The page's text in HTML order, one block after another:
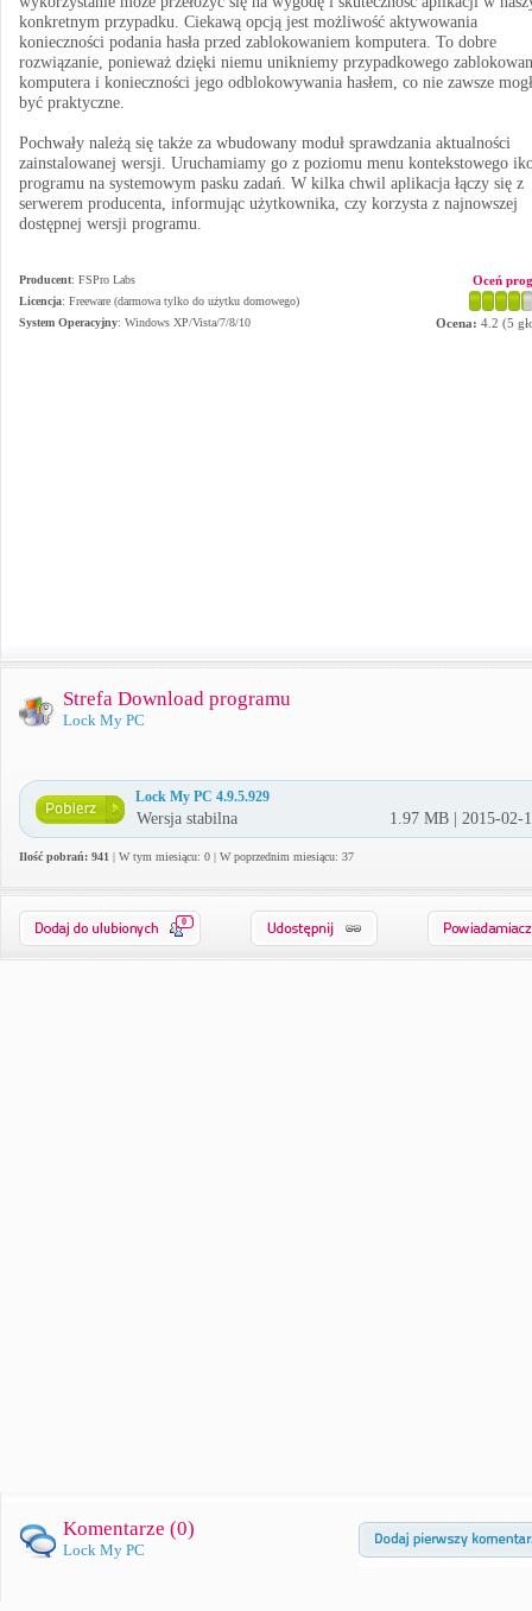
konkretnym przypadku. Ciekawą opcją jest możliwość aktywowania
konieczności podania hasła przed zablokowaniem komputera. To dobre
rozwiązanie, ponieważ dzięki niemu unikniemy przypadkowego
komputera i konieczności jego odblokowywania hasłem, co nie zawsze
być praktyczne.
Pochwały należą się także za wbudowany moduł sprawdzania aktualności
zainstalowanej wersji. Uruchamiamy go z poziomu menu kontekstowego
programu na systemowym pasku zadań. W kilka chwil aplikacja łączy się z
serwerem producenta, informując użytkownika, czy korzysta z najnowszej
dostępnej wersji programu.
Producent: FSPro Labs
Licencja: Freeware (darmowa tylko do użytku domowego)
System Operacyjny: Windows XP/Vista/7/8/10
Oceń
Ocena: 4.2 (5
Strefa Download programu
Lock My PC
Lock My PC 4.9.5.929
Wersja stabilna 1.97 MB | 2015-02-
Ilość pobrań: 941 | W tym miesiącu: 0 | W poprzednim miesiącu: 37
0
Komentarze (0)
Lock My PC